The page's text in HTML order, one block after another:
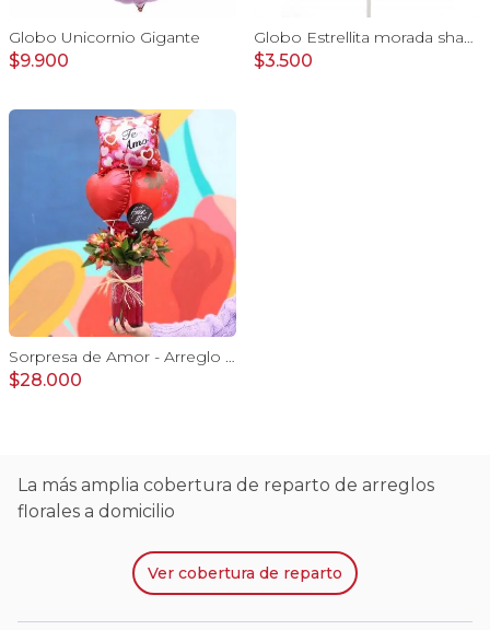
Globo Unicornio Gigante
$9.900
Globo Estrellita morada shape 22cm
$3.500
Sorpresa de Amor - Arreglo floral con globo Te Amo, rosas rojo y astromelias
$28.000
La más amplia cobertura de reparto de arreglos
florales a domicilio
Ver cobertura de reparto